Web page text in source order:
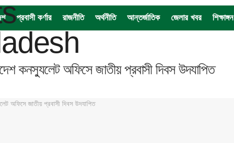
প্রবাসী কর্ণার রাজনীতি অর্থনীতি আন্তর্জাতিক জেলার খবর শিক্ষাঙ্গন
কনস্যুলেট অফিসে জাতীয় প্রবাসী দিবস উদযাপিত